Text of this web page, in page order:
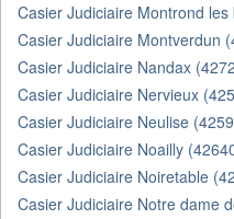
Casier Judiciaire Montrond
Casier Judiciaire Montverdun
Casier Judiciaire Nandax
Casier Judiciaire Nervieux
Casier Judiciaire Neulise
Casier Judiciaire Noailly
Casier Judiciaire Noiretable
Casier Judiciaire Notre dame